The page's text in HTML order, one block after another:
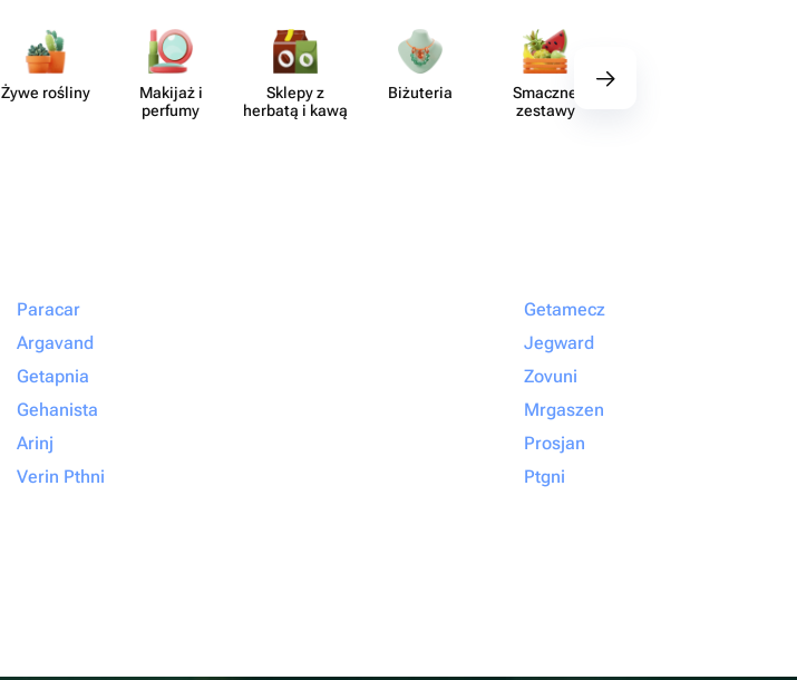
Żywe rośliny
Makijaż i
perfumy
Sklepy z
herbatą i kawą
Biżuteria
Smaczne
zestawy
Paracar
Argavand
Getapnia
Gehanista
Arinj
Verin Pthni
Getamecz
Jegward
Zovuni
Mrgaszen
Prosjan
Ptgni